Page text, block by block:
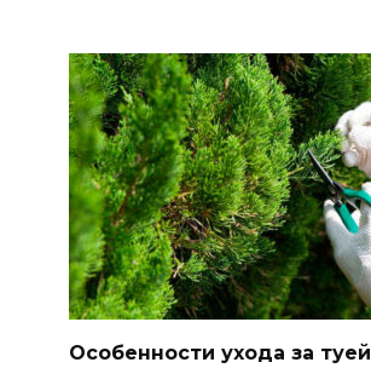
Особенности ухода за туей